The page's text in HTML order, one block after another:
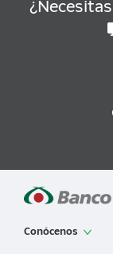
Conócenos